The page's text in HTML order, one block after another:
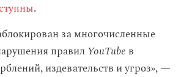
.
за многочисленные
правил YouTube в
издевательств и угроз», —